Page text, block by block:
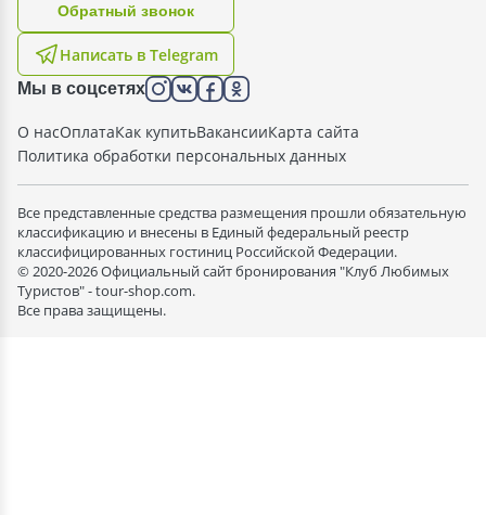
Написать в Telegram
Oбратный звонок
Мы в соцсетях
О насОплатаКак купитьВакансииКарта сайта
Политика обработки персональных данных
Все представленные средства размещения прошли обязательную
классификацию и внесены в Единый федеральный реестр
классифицированных гостиниц Российской Федерации.
© 2020-2026 Официальный сайт бронирования "Клуб Любимых
Туристов" - tour-shop.com.
Все права защищены.